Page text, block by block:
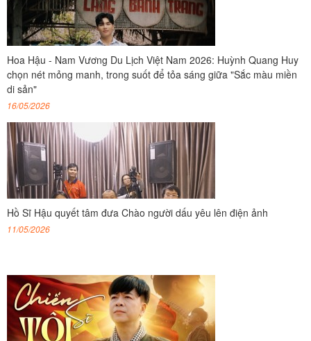
Hoa Hậu - Nam Vương Du Lịch Việt Nam 2026: Huỳnh Quang Huy
chọn nét mỏng manh, trong suốt để tỏa sáng giữa "Sắc màu miền
di sản"
16/05/2026
Hồ Sĩ Hậu quyết tâm đưa Chào người dấu yêu lên điện ảnh
11/05/2026